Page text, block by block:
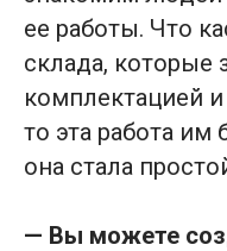
ее работы. Что
склада, которые
комплектацией
то эта работа им
она стала
— Вы можете